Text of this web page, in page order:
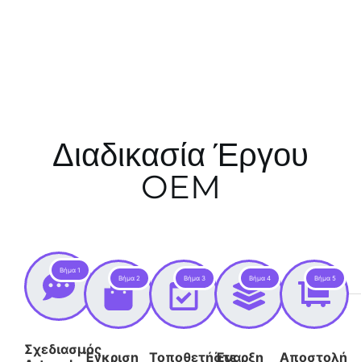
Διαδικασία Έργου
OEM
Βήμα 1
Σχεδιασμός
Βήμα 2
Έγκριση
Βήμα 3
Τοποθετήστε
Βήμα 4
Έναρξη
Βήμα 5
Αποστολή